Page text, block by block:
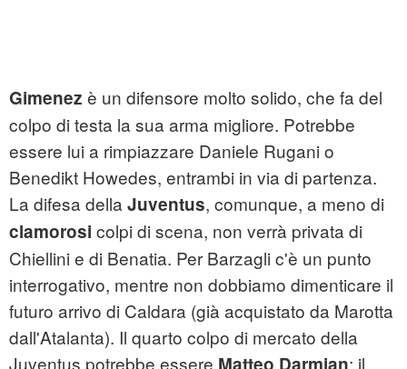
Gimenez è un difensore molto solido, che fa del
colpo di testa la sua arma migliore. Potrebbe
essere lui a rimpiazzare Daniele Rugani o
Benedikt Howedes, entrambi in via di partenza.
La difesa della Juventus, comunque, a meno di
clamorosi colpi di scena, non verrà privata di
Chiellini e di Benatia. Per Barzagli c'è un punto
interrogativo, mentre non dobbiamo dimenticare il
futuro arrivo di Caldara (già acquistato da Marotta
dall'Atalanta). Il quarto colpo di mercato della
Juventus potrebbe essere
; il